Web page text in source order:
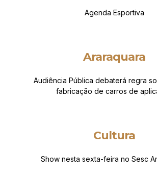
Agenda Esportiva
Araraquara
Audiência Pública debaterá regra
fabricação de carros de
Cultura
Show nesta sexta-feira no Sesc